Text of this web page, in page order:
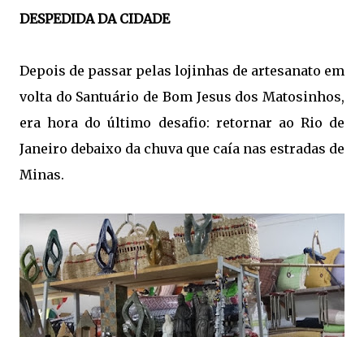
DESPEDIDA DA CIDADE
Depois de passar pelas lojinhas de artesanato em
volta do Santuário de Bom Jesus dos Matosinhos,
era hora do último desafio: retornar ao Rio de
Janeiro debaixo da chuva que caía nas estradas de
Minas.